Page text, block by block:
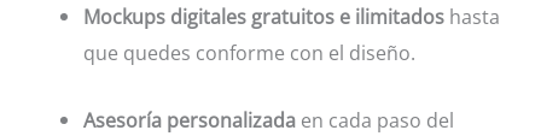
Mockups digitales gratuitos e ilimitados hasta
que quedes conforme con el diseño.
Asesoría personalizada en cada paso del